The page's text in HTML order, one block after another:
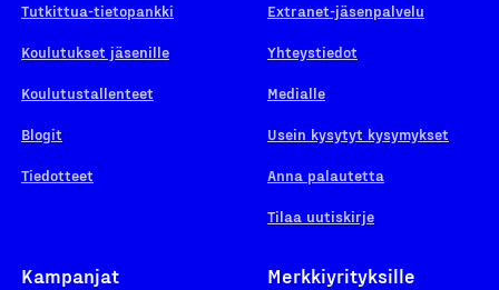
Tutkittua-tietopankki
Koulutukset jäsenille
Koulutustallenteet
Blogit
Tiedotteet
Extranet-jäsenpalvelu
Yhteystiedot
Medialle
Usein kysytyt kysymykset
Anna palautetta
Tilaa uutiskirje
Kampanjat Merkkiyrityksille